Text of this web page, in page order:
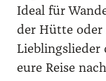
Ide­al für
der Hüt­te oder
Lieb­lings­lie­der
eure Rei­se